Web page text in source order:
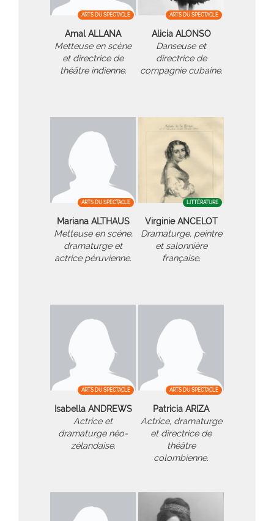
ARTS DU SPECTACLE
Amal ALLANA
Metteuse en scène
et directrice de
théâtre indienne.
ARTS DU SPECTACLE
Alicia ALONSO
Danseuse et
directrice de
compagnie cubaine.
ARTS DU SPECTACLE
Mariana ALTHAUS
Metteuse en scène,
dramaturge et
actrice péruvienne.
LITTÉRATURE
Virginie ANCELOT
Dramaturge, peintre
et salonnière
française.
ARTS DU SPECTACLE
Isabella ANDREWS
Actrice et
dramaturge néo-
zélandaise.
ARTS DU SPECTACLE
Patricia ARIZA
Actrice, dramaturge
et directrice de
théâtre
colombienne.